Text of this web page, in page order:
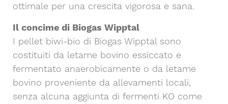
ottimale per una crescita vigorosa e sana.
Il concime di Biogas Wipptal
I pellet biwi-bio di Biogas Wipptal sono
costituiti da letame bovino essiccato e
fermentato anaerobicamente o da letame
bovino proveniente da allevamenti locali,
senza alcuna aggiunta di fermenti KO come